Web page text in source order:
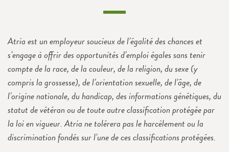
Atria est un employeur soucieux de l’égalité des chances et
s’engage à offrir des opportunités d’emploi égales sans tenir
compte de la race, de la couleur, de la religion, du sexe (y
compris la grossesse), de l’orientation sexuelle, de l’âge, de
l’origine nationale, du handicap, des informations génétiques, du
statut de vétéran ou de toute autre classification protégée par
la loi en vigueur. Atria ne tolérera pas le harcèlement ou la
discrimination fondés sur l’une de ces classifications protégées.